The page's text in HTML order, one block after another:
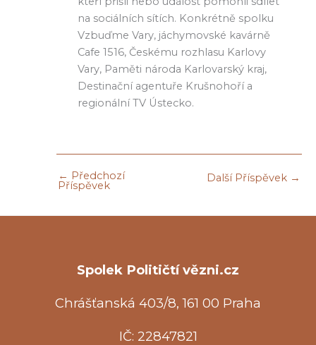
na sociálních sítích. Konkrétně spolku
Vzbuďme Vary, jáchymovské kavárně
Cafe 1516, Českému rozhlasu Karlovy
Vary, Paměti národa Karlovarský kraj,
Destinační agentuře Krušnohoří a
regionální TV Ústecko.
← Předchozí
Příspěvek
Další Příspěvek →
Spolek Političtí vězni.cz
Chrášťanská 403/8, 161 00 Praha
IČ: 22847821